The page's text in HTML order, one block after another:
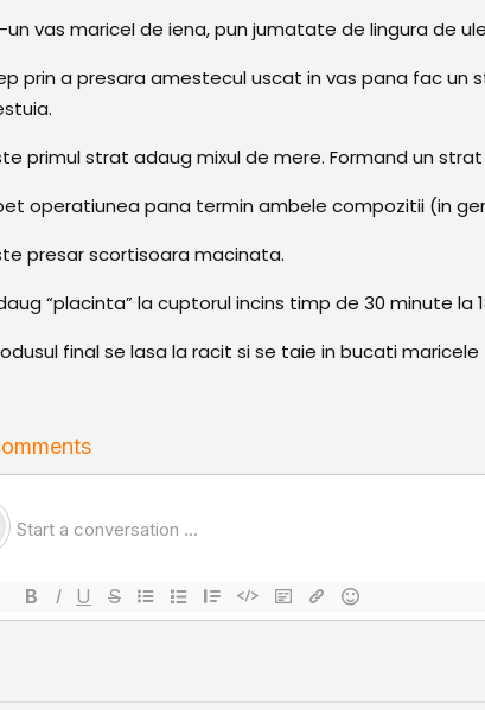
un vas maricel de iena, pun jumatate de lingura de
prin a presara amestecul uscat in vas pana fac un
primul strat adaug mixul de mere. Formand un
operatiunea pana termin ambele compozitii (in
presar scortisoara macinata.
“placinta” la cuptorul incins timp de 30 minute la
final se lasa la racit si se taie in bucati